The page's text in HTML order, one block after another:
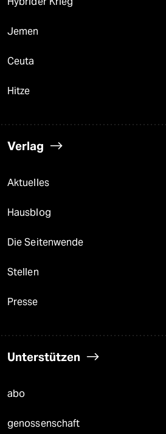
Jemen
Ceuta
Hitze
Verlag
Aktuelles
Hausblog
Die Seitenwende
Stellen
Presse
Unterstützen
abo
genossenschaft